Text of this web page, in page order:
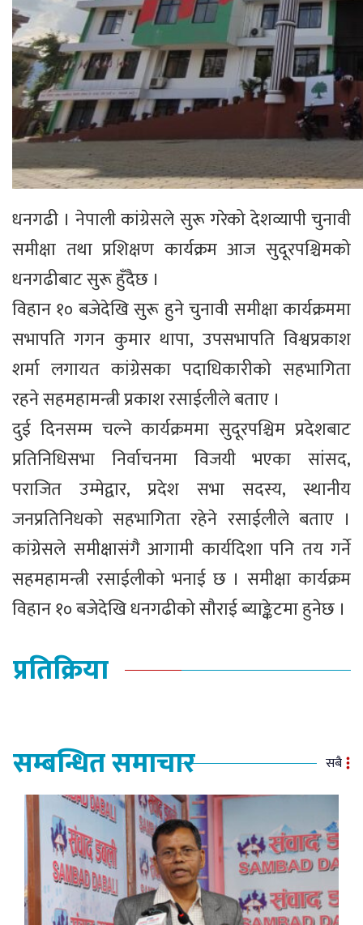
धनगढी । नेपाली कांग्रेसले सुरू गरेको देशव्यापी चुनावी
समीक्षा तथा प्रशिक्षण कार्यक्रम आज सुदूरपश्चिमको
धनगढीबाट सुरू हुँदैछ ।
विहान १० बजेदेखि सुरू हुने चुनावी समीक्षा कार्यक्रममा
सभापति गगन कुमार थापा, उपसभापति विश्वप्रकाश
शर्मा लगायत कांग्रेसका पदाधिकारीको सहभागिता
रहने सहमहामन्त्री प्रकाश रसाईलीले बताए ।
दुई दिनसम्म चल्ने कार्यक्रममा सुदूरपश्चिम प्रदेशबाट
प्रतिनिधिसभा निर्वाचनमा विजयी भएका सांसद,
पराजित उम्मेद्वार, प्रदेश सभा सदस्य, स्थानीय
जनप्रतिनिधको सहभागिता रहेने रसाईलीले बताए ।
कांग्रेसले समीक्षासंगै आगामी कार्यदिशा पनि तय गर्ने
सहमहामन्त्री रसाईलीको भनाई छ । समीक्षा कार्यक्रम
विहान १० बजेदेखि धनगढीको सौराई ब्याङ्केटमा हुनेछ ।
प्रतिक्रिया
सम्बन्धित समाचार सबै